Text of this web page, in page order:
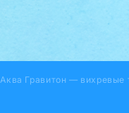
Аква Гравитон — вихревые